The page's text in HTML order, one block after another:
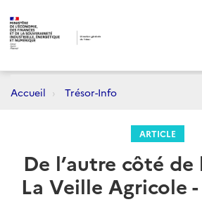
Accueil Trésor-Info
ARTICLE
De l’autre côté de
La Veille Agricole